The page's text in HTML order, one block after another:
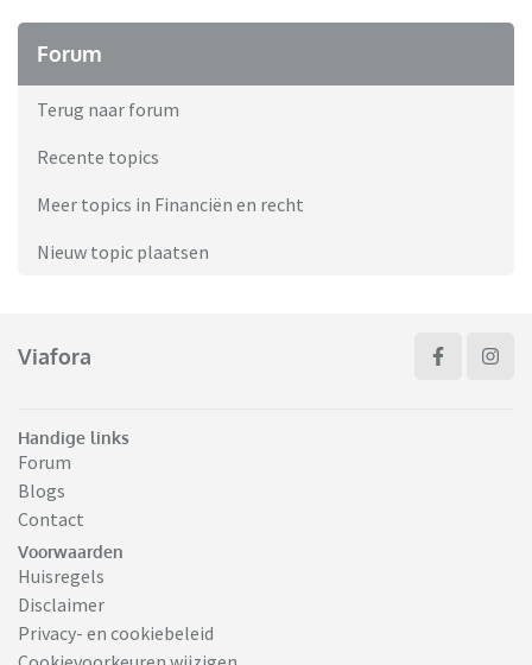
Forum
Terug naar forum
Recente topics
Meer topics in Financiën en recht
Nieuw topic plaatsen
Viafora
Handige links
Forum
Blogs
Contact
Voorwaarden
Huisregels
Disclaimer
Privacy- en cookiebeleid